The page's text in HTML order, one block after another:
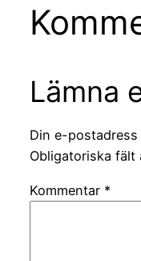
Lämna
Din e-
Obligatoriska fält
Kommentar *